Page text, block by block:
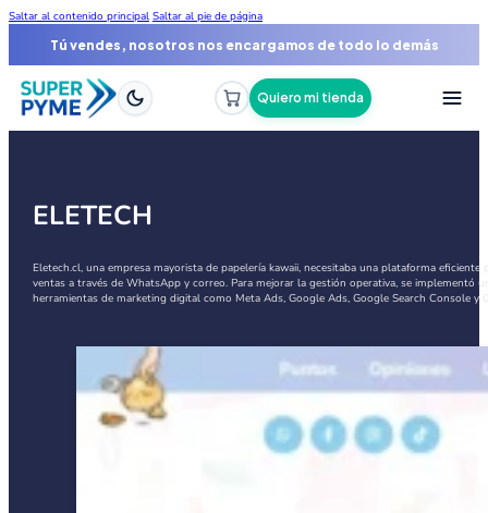
Saltar al contenido principal Saltar al pie de página
Tú vendes, nosotros nos encargamos de todo lo demás
Quiero mi tienda
ELETECH
Eletech.cl, una empresa mayorista de papelería kawaii, necesitaba una plataforma
ventas a través de WhatsApp y correo. Para mejorar la gestión operativa, se implementó
herramientas de marketing digital como Meta Ads, Google Ads, Google Search Console